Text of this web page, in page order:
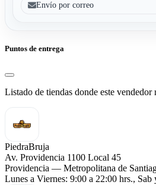
Envío por correo
Puntos de entrega
Listado de tiendas donde este vendedor
PiedraBruja
Av. Providencia 1100 Local 45
Providencia — Metropolitana de
Lunes a Viernes: 9:00 a 22:00 hrs.,